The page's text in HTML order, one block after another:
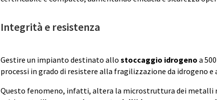
Integrità e resistenza
Gestire un impianto destinato allo stoccaggio idrogeno a
processi in grado di resistere alla fragilizzazione da idrogeno e
Questo fenomeno, infatti, altera la microstruttura dei metalli